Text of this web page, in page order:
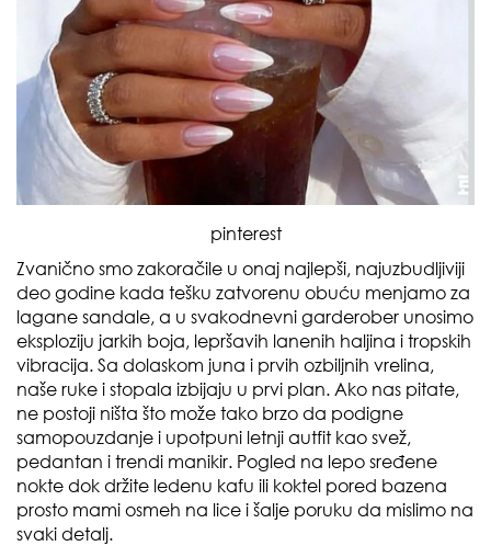
pinterest
Zvanično smo zakoračile u onaj najlepši, najuzbudljiviji
deo godine kada tešku zatvorenu obuću menjamo za
lagane sandale, a u svakodnevni garderober unosimo
eksploziju jarkih boja, lepršavih lanenih haljina i tropskih
vibracija. Sa dolaskom juna i prvih ozbiljnih vrelina,
naše ruke i stopala izbijaju u prvi plan. Ako nas pitate,
ne postoji ništa što može tako brzo da podigne
samopouzdanje i upotpuni letnji autfit kao svež,
pedantan i trendi manikir. Pogled na lepo sređene
nokte dok držite ledenu kafu ili koktel pored bazena
prosto mami osmeh na lice i šalje poruku da mislimo na
svaki detalj.